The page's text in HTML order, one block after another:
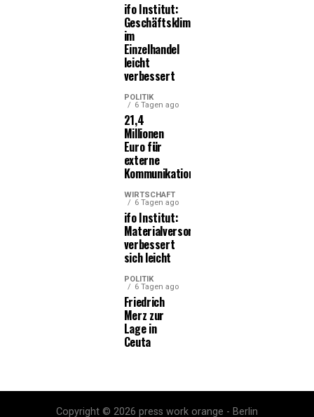
ifo Institut:
Geschäftsklima
im
Einzelhandel
leicht
verbessert
POLITIK
6 Tagen ago
21,4
Millionen
Euro für
externe
Kommunikationsleistungen
WIRTSCHAFT
6 Tagen ago
ifo Institut:
Materialversorgung
verbessert
sich leicht
POLITIK
6 Tagen ago
Friedrich
Merz zur
Lage in
Ceuta
Copyright © 2026 press work orange - Berlin